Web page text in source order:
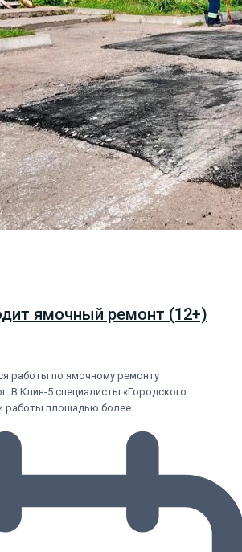
ямочный ремонт (12+)
работы по ямочному ремонту
В Клин-5 специалисты «Городского
работы площадью более…